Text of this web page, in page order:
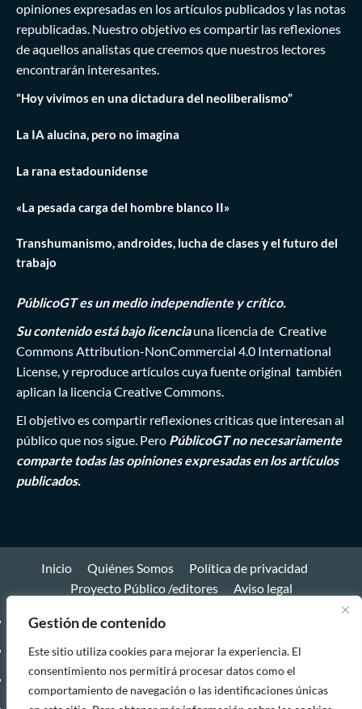
Gestión de contenido
Este sitio utiliza cookies para mejorar la experiencia. El
consentimiento nos permitirá procesar datos como el
comportamiento de navegación o las identificaciones únicas
opiniones expresadas en los artículos publicados y las notas
republicadas. Nuestro objetivo es compartir las reflexiones
de aquellos analistas que creemos que nuestros lectores
encontrarán interesantes.
“Hoy vivimos en una dictadura del neoliberalismo”
La IA alucina, pero no imagina
La rana estadounidense
«La pesada carga del hombre blanco II»
Transhumanismo, androides, lucha de clases y el futuro del
trabajo
PúblicoGT es un medio independiente y crítico.
Su contenido está bajo licenciauna licencia de Creative
Commons Attribution-NonCommercial 4.0 International
License, y reproduce artículos cuya fuente original también
aplican la licencia Creative Commons.
El objetivo es compartir reflexiones criticas que interesan al
público que nos sigue. Pero PúblicoGT no necesariamente
comparte todas las opiniones expresadas en los artículos
publicados.
Inicio Quiénes Somos
Política de privacidad
Proyecto Público /editores
Aviso legal
Inicio
Quiénes
Somos
Política